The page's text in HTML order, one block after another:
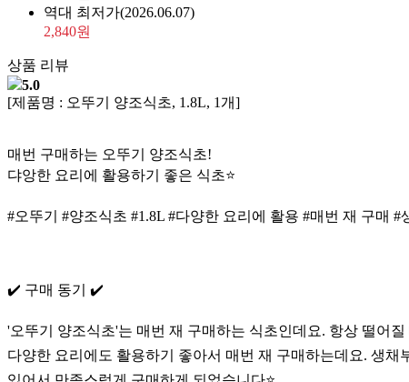
역대 최저가(2026.06.07)
2,840원
상품 리뷰
5.0
[제품명 : 오뚜기 양조식초, 1.8L, 1개]
매번 구매하는 오뚜기 양조식초!
댜앙한 요리에 활용하기 좋은 식초⭐️
#오뚜기 #양조식초 #1.8L #다양한 요리에 활용 #매번 재 구매
✔️ 구매 동기 ✔️
'오뚜기 양조식초'는 매번 재 구매하는 식초인데요. 항상 떨어
다양한 요리에도 활용하기 좋아서 매번 재 구매하는데요. 생